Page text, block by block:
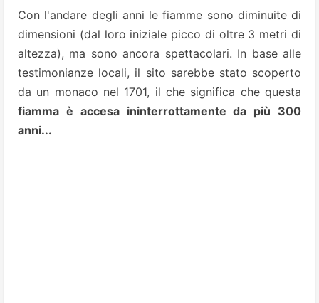
Con l'andare degli anni le fiamme sono diminuite di
dimensioni (dal loro iniziale picco di oltre 3 metri di
altezza), ma sono ancora spettacolari. In base alle
testimonianze locali, il sito sarebbe stato scoperto
da un monaco nel 1701, il che significa che questa
fiamma è accesa ininterrottamente da più 300
anni...